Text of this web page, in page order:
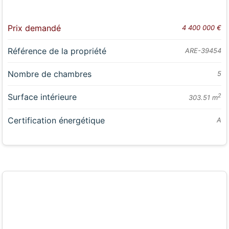
Prix demandé 4 400 000 €
Référence de la propriété ARE-39454
Nombre de chambres 5
Surface intérieure 303.51 m2
Certification énergétique A